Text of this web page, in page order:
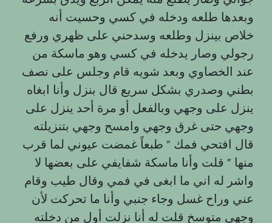
وبعدها طلعه ودخله في كسي وحسيت أنه
خلاص بينزل وطلعه وسدحني على ظهري ورفع
رجولي وصار يدخله في كسي وهو ماسكة من
عند الخصاوي وبعد شويه قام وجلس على نصف
بطني وصدري بشكل سريع قال بنزل وأنا ابغاه
ينزل على وجهي وبالفعل أو مرة أحد ينزل على
وجهي حتى غرق وجهي وامسح وجهي بتنزيلته
قال افتحي فمك ” طبعاً غمضت عيوني لما قرب
منها ” قلت وأنا ماسكة شفايفي على بعضها لا
واشر له اني ما ابغى في فمي وقال طيب وقام
عني وراح غسل وجاء جنبي وأنا ما تحركت لأن
وجهي متوسخ قلت له أنا نزلت أول من دخلته